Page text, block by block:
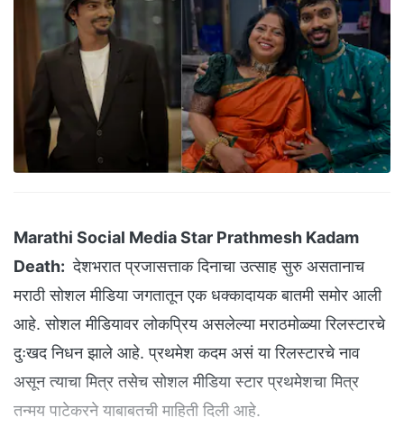
Marathi Social Media Star Prathmesh Kadam
Death: देशभरात प्रजासत्ताक दिनाचा उत्साह सुरु असतानाच
मराठी सोशल मीडिया जगतातून एक धक्कादायक बातमी समोर आली
आहे. सोशल मीडियावर लोकप्रिय असलेल्या मराठमोळ्या रिलस्टारचे
दुःखद निधन झाले आहे. प्रथमेश कदम असं या रिलस्टारचे नाव
असून त्याचा मित्र तसेच सोशल मीडिया स्टार प्रथमेशचा मित्र
तन्मय पाटेकरने याबाबतची माहिती दिली आहे.